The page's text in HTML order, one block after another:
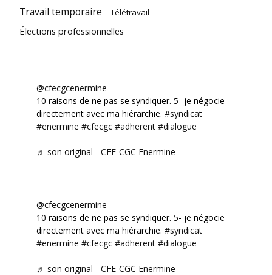
Travail temporaire Télétravail
Élections professionnelles
@cfecgcenermine
10 raisons de ne pas se syndiquer. 5- je négocie
directement avec ma hiérarchie. #syndicat
#enermine #cfecgc #adherent #dialogue
♬ son original - CFE-CGC Enermine
@cfecgcenermine
10 raisons de ne pas se syndiquer. 5- je négocie
directement avec ma hiérarchie. #syndicat
#enermine #cfecgc #adherent #dialogue
♬ son original - CFE-CGC Enermine